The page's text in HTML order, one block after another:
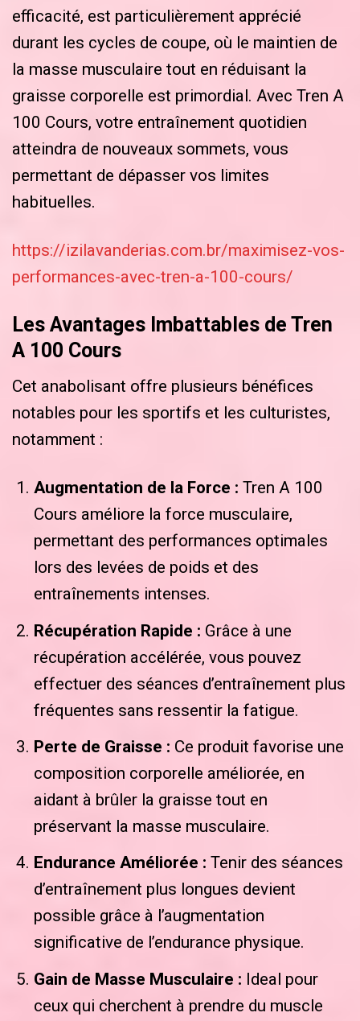
efficacité, est particulièrement apprécié
durant les cycles de coupe, où le maintien de
la masse musculaire tout en réduisant la
graisse corporelle est primordial. Avec Tren A
100 Cours, votre entraînement quotidien
atteindra de nouveaux sommets, vous
permettant de dépasser vos limites
habituelles.
https://izilavanderias.com.br/maximisez-vos-
performances-avec-tren-a-100-cours/
Les Avantages Imbattables de Tren
A 100 Cours
Cet anabolisant offre plusieurs bénéfices
notables pour les sportifs et les culturistes,
notamment :
Augmentation de la Force : Tren A 100
Cours améliore la force musculaire,
permettant des performances optimales
lors des levées de poids et des
entraînements intenses.
Récupération Rapide : Grâce à une
récupération accélérée, vous pouvez
effectuer des séances d’entraînement plus
fréquentes sans ressentir la fatigue.
Perte de Graisse : Ce produit favorise une
composition corporelle améliorée, en
aidant à brûler la graisse tout en
préservant la masse musculaire.
Endurance Améliorée : Tenir des séances
d’entraînement plus longues devient
possible grâce à l’augmentation
significative de l’endurance physique.
Gain de Masse Musculaire : Ideal pour
ceux qui cherchent à prendre du muscle